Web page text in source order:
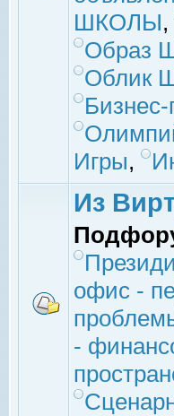
ШКОЛЫ,
Образ
Облик
Игры,
Из
офис -
-